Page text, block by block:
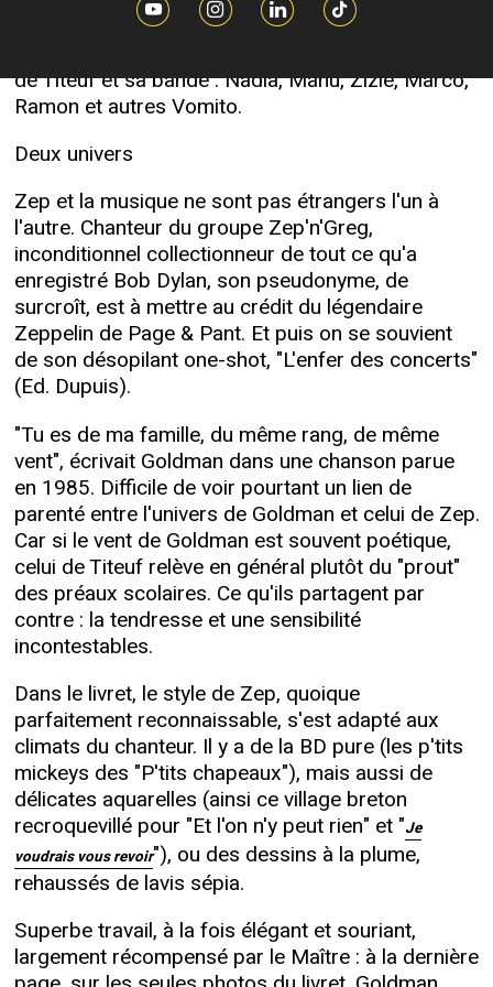
Phong, se fait accompagner au crayon et au
de Titeuf et sa bande : Nadia, Manu, Zizie, Marco,
Ramon et autres Vomito.
Deux univers
Zep et la musique ne sont pas étrangers l'un à
l'autre. Chanteur du groupe Zep'n'Greg,
inconditionnel collectionneur de tout ce qu'a
enregistré Bob Dylan, son pseudonyme, de
surcroît, est à mettre au crédit du légendaire
Zeppelin de Page & Pant. Et puis on se souvient
de son désopilant one-shot, "L'enfer des concerts"
(Ed. Dupuis).
"Tu es de ma famille, du même rang, de même
vent", écrivait Goldman dans une chanson parue
en 1985. Difficile de voir pourtant un lien de
parenté entre l'univers de Goldman et celui de Zep.
Car si le vent de Goldman est souvent poétique,
celui de Titeuf relève en général plutôt du "prout"
des préaux scolaires. Ce qu'ils partagent par
contre : la tendresse et une sensibilité
incontestables.
Dans le livret, le style de Zep, quoique
parfaitement reconnaissable, s'est adapté aux
climats du chanteur. Il y a de la BD pure (les p'tits
mickeys des "P'tits chapeaux"), mais aussi de
délicates aquarelles (ainsi ce village breton
recroquevillé pour "Et l'on n'y peut rien" et "Je
voudrais vous revoir"), ou des dessins à la plume,
rehaussés de lavis sépia.
Superbe travail, à la fois élégant et souriant,
largement récompensé par le Maître : à la dernière